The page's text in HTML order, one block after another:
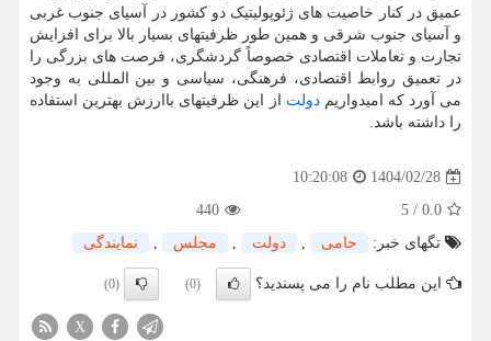
عمیق در کنار خاصیت های ژئوپولیتیک دو کشور در آسیای جنوب غربی
و آسیای جنوب شرقی و همین طور ظرفیتهای بسیار بالا برای افزایش
تجارت و تعاملات اقتصادی خصوصاً گردشگری، فرصت های بزرگی را
در تعمیق روابط اقتصادی، فرهنگی، سیاسی و بین المللی به وجود
می آورد که امیدواریمدولت از این ظرفیتهای باارزش بهترین استفاده
را داشته باشد.
1404/02/28
10:20:08
0.0
/
5
440
تگهای خبر:
حامی , دولت , مجلس , نمایندگی
این مطلب نام را می پسندید؟ (0)
(0)
X